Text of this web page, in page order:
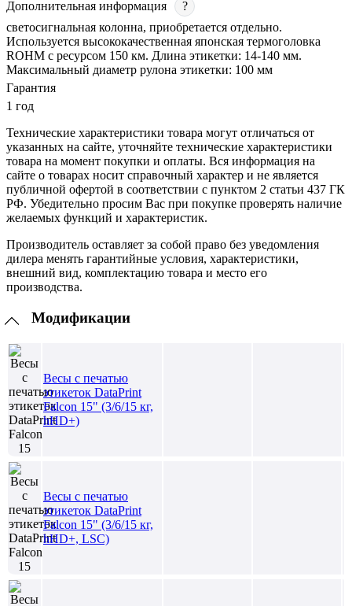
Дополнительная информация
?
светосигнальная колонна, приобретается отдельно.
Используется высококачественная японская термоголовка
ROHM с ресурсом 150 км. Длина этикетки: 14-140 мм.
Максимальный диаметр рулона этикетки: 100 мм
Гарантия
1 год
Технические характеристики товара могут отличаться от
указанных на сайте, уточняйте технические характеристики
товара на момент покупки и оплаты. Вся информация на
сайте о товарах носит справочный характер и не является
публичной офертой в соответствии с пунктом 2 статьи 437 ГК
РФ. Убедительно просим Вас при покупке проверять наличие
желаемых функций и характеристик.
Производитель оставляет за собой право без уведомления
дилера менять гарантийные условия, характеристики,
внешний вид, комплектацию товара и место его
производства.
Модификации
Весы с печатью
этикеток DataPrint
Falcon 15" (3/6/15 кг,
hHD+)
Весы с печатью
этикеток DataPrint
Falcon 15" (3/6/15 кг,
hHD+, LSC)